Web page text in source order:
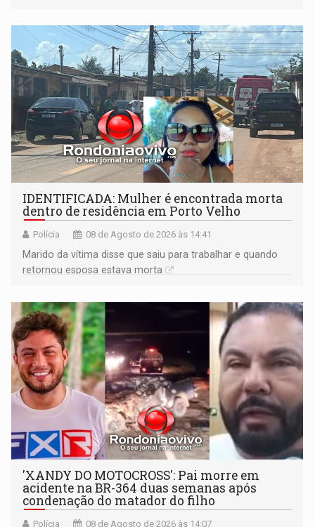
territoriais e sociais
IDENTIFICADA: Mulher é encontrada morta
dentro de residência em Porto Velho
Polícia 08 de Agosto de 2026 às 14:41
Marido da vítima disse que saiu para trabalhar e quando
retornou esposa estava morta
'XANDY DO MOTOCROSS': Pai morre em
acidente na BR-364 duas semanas após
condenação do matador do filho
Polícia 08 de Agosto de 2026 às 14:07